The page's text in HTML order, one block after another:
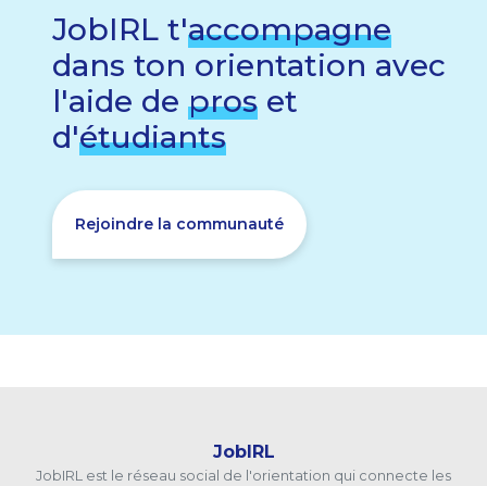
JobIRL t'accompagne
dans ton orientation avec
l'aide de pros et
d'étudiants
Rejoindre la communauté
JobIRL
JobIRL est le réseau social de l'orientation qui connecte les